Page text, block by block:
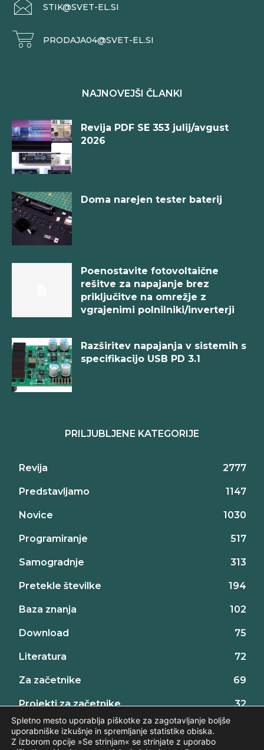
STIK@SVET-EL.SI
PRODAJA04@SVET-EL.SI
NAJNOVEJŠI ČLANKI
Revija PDF SE 353 julij/avgust
2026
Doma narejen tester baterij
Poenostavite fotovoltaične
rešitve za napajanje brez
priključitve na omrežje z
vgrajenimi polnilniki/inverterji
Razširitev napajanja v sistemih s
specifikacijo USB PD 3.1
PRILJUBLJENE KATEGORIJE
Revija 2777
Predstavljamo 1147
Novice 1030
Programiranje 517
Samogradnje 313
Pretekle številke 194
Baza znanja 102
Download 75
Literatura 72
Za začetnike 69
Projekti za začetnike 32
Spletno mesto uporablja piškotke za zagotavljanje boljše
uporabniške izkušnje in spremljanje statistike obiska.
Z izborom opcije »Se strinjam« se strinjate z uporabo